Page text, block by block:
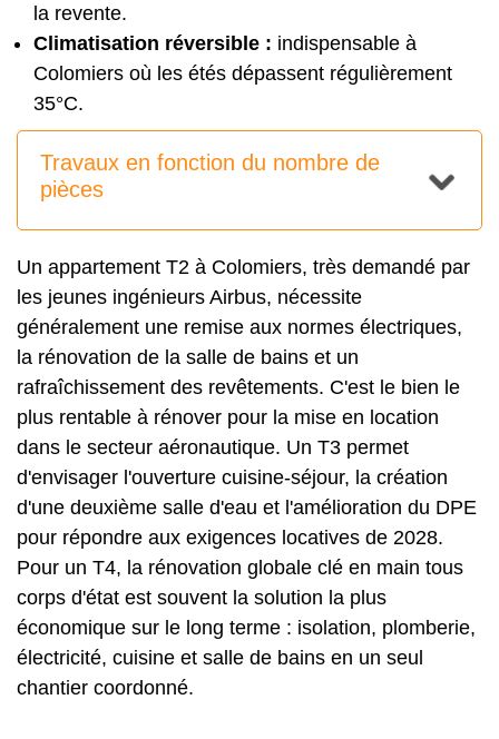
la revente.
Climatisation réversible : indispensable à
Colomiers où les étés dépassent régulièrement
35°C.
Travaux en fonction du nombre de
pièces
Un appartement T2 à Colomiers, très demandé par
les jeunes ingénieurs Airbus, nécessite
généralement une remise aux normes électriques,
la rénovation de la salle de bains et un
rafraîchissement des revêtements. C'est le bien le
plus rentable à rénover pour la mise en location
dans le secteur aéronautique. Un T3 permet
d'envisager l'ouverture cuisine-séjour, la création
d'une deuxième salle d'eau et l'amélioration du DPE
pour répondre aux exigences locatives de 2028.
Pour un T4, la rénovation globale clé en main tous
corps d'état est souvent la solution la plus
économique sur le long terme : isolation, plomberie,
électricité, cuisine et salle de bains en un seul
chantier coordonné.